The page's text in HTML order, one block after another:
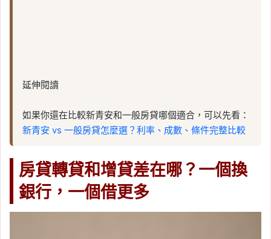
延伸閱讀
如果你還在比較新青安和一般房貸哪個適合，可以先看：
新青安 vs 一般房貸怎麼選？利率、成數、條件完整比較
房貸轉貸和增貸差在哪？一個換
銀行，一個借更多